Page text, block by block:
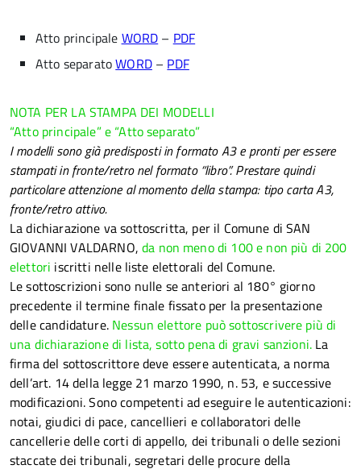
Atto principale WORD – PDF
Atto separatoWORD– PDF
NOTA PER LA STAMPA DEI MODELLI
“Atto principale” e “Atto separato”
I modelli sono già predisposti in formato A3 e pronti per essere
stampati in fronte/retro nel formato “libro”. Prestare quindi
particolare attenzione al momento della stampa: tipo carta A3,
fronte/retro attivo.
La dichiarazione va sottoscritta, per il Comune di SAN
GIOVANNI VALDARNO,da non meno di 100 e non più di 200
elettori iscritti nelle liste elettorali del Comune.
Le sottoscrizioni sono nulle se anteriori al 180° giorno
precedente il termine finale fissato per la presentazione
delle candidature. Nessun elettore può sottoscrivere più di
una dichiarazione di lista, sotto pena di gravi sanzioni. La
firma del sottoscrittore deve essere autenticata, a norma
dell’art. 14 della legge 21 marzo 1990, n. 53, e successive
modificazioni.Sono competenti ad eseguire le autenticazioni:
notai, giudici di pace, cancellieri e collaboratori delle
cancellerie delle corti di appello, dei tribunali o delle sezioni
staccate dei tribunali, segretari delle procure della